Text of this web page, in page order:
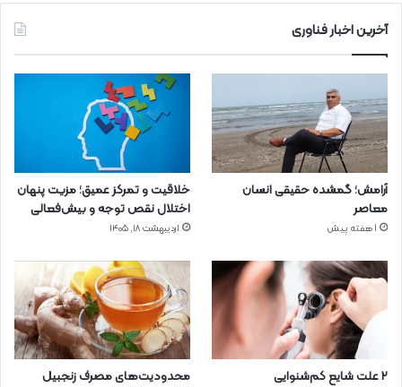
آخرین اخبار فناوری
آرامش؛ گمشده حقیقی انسان
معاصر
1 هفته پیش
خلاقیت و تمرکز عمیق؛ مزیت پنهان
اختلال نقص توجه و بیش‌فعالی
اردیبهشت ۱۸, ۱۴۰۵
۲ علت شایع‌ کم‌شنوایی محدودیت‌های مصرف زنجبیل